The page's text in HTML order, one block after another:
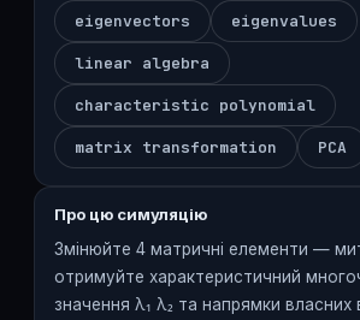
eigenvectors eigenvalues
linear algebra
characteristic polynomial
matrix transformation PCA
Про цю симуляцію
Змінюйте 4 матричні елементи —
отримуйте характеристичний
значення λ₁ λ₂ та напрямки власних